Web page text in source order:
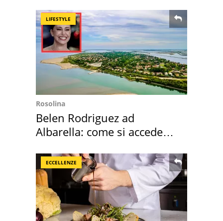
LIFESTYLE
Rosolina
Belen Rodriguez ad
Albarella: come si accede
ECCELLENZE